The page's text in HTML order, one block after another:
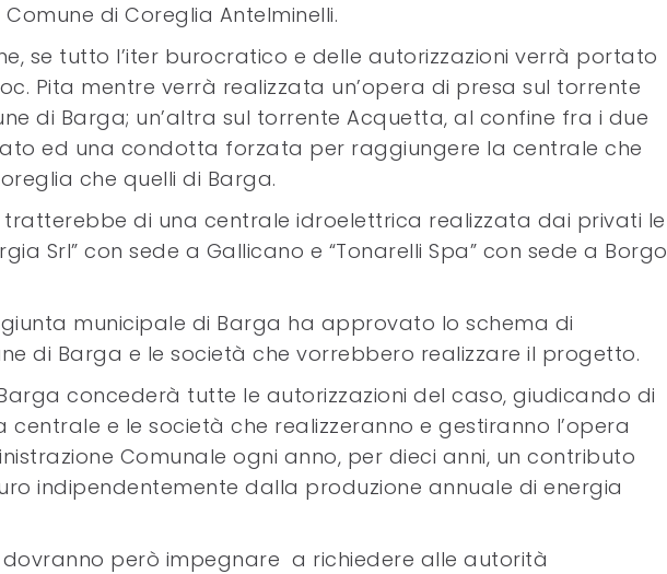
di Coreglia Antelminelli.
se tutto l’iter burocratico e delle autorizzazioni verrà portato
Pita mentre verrà realizzata un’opera di presa sul torrente
di Barga; un’altra sul torrente Acquetta, al confine fra i due
ed una condotta forzata per raggiungere la centrale che
che quelli di Barga.
tratterebbe di una centrale idroelettrica realizzata dai privati le
Srl” con sede a Gallicano e “Tonarelli Spa” con sede a Borgo
municipale di Barga ha approvato lo schema di
di Barga e le società che vorrebbero realizzare il progetto.
concederà tutte le autorizzazioni del caso, giudicando di
e le società che realizzeranno e gestiranno l’opera
Comunale ogni anno, per dieci anni, un contributo
indipendentemente dalla produzione annuale di energia
dovranno però impegnare a richiedere alle autorità